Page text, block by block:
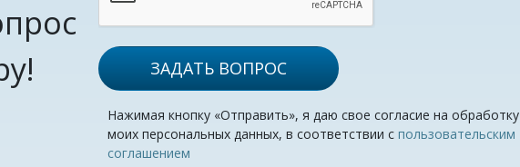
ЗАДАТЬ ВОПРОС
Нажимая кнопку «Отправить», я даю свое согласие на обработку
моих персональных данных, в соответствии с пользовательским
соглашением